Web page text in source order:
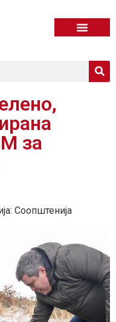
за
Соопштенија